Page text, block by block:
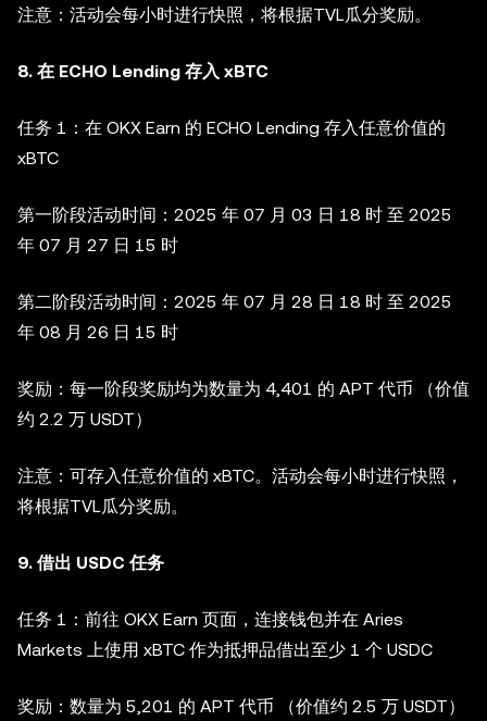
注意：活动会每小时进行快照，将根据TVL瓜分奖励。
8. 在 ECHO Lending 存入 xBTC
任务 1：在 OKX Earn 的 ECHO Lending 存入任意价值的
xBTC
第一阶段活动时间：2025 年 07 月 03 日 18 时 至 2025
年 07 月 27 日 15 时
第二阶段活动时间：2025 年 07 月 28 日 18 时 至 2025
年 08 月 26 日 15 时
奖励：每一阶段奖励均为数量为 4,401 的 APT 代币 （价值
约 2.2 万 USDT）
注意：可存入任意价值的 xBTC。活动会每小时进行快照，
将根据TVL瓜分奖励。
9. 借出 USDC 任务
任务 1： 前往 OKX Earn 页面，连接钱包并在 Aries
Markets 上使用 xBTC 作为抵押品借出至少 1 个 USDC
奖励：数量为 5,201 的 APT 代币 （价值约 2.5 万 USDT）